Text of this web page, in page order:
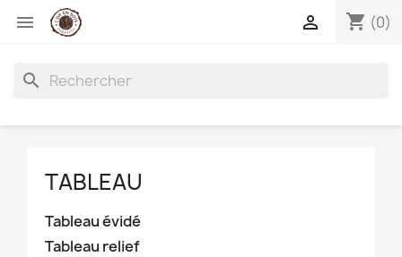
 shopping_cart (0)

search
TABLEAU
Tableau évidé
Tableau relief